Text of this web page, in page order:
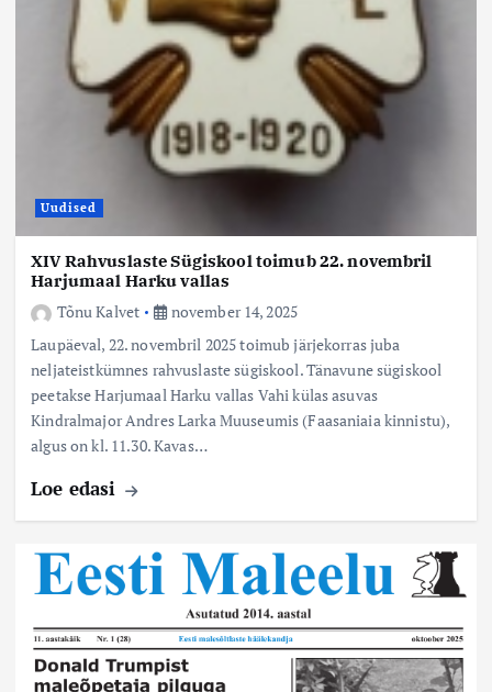
Uudised
XIV Rahvuslaste Sügiskool toimub 22. novembril
Harjumaal Harku vallas
Tõnu Kalvet
november 14, 2025
Laupäeval, 22. novembril 2025 toimub järjekorras juba
neljateistkümnes rahvuslaste sügiskool. Tänavune sügiskool
peetakse Harjumaal Harku vallas Vahi külas asuvas
Kindralmajor Andres Larka Muuseumis (Faasaniaia kinnistu),
algus on kl. 11.30. Kavas…
Loe edasi